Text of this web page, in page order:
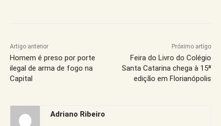
Artigo anterior
Homem é preso por porte
ilegal de arma de fogo na
Capital
Próximo artigo
Feira do Livro do Colégio
Santa Catarina chega à 15ª
edição em Florianópolis
Adriano Ribeiro